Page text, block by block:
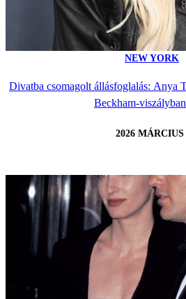
NEW YORK
Divatba csomagolt állásfoglalás: Anya
Beckham-
2026 MÁRCIUS